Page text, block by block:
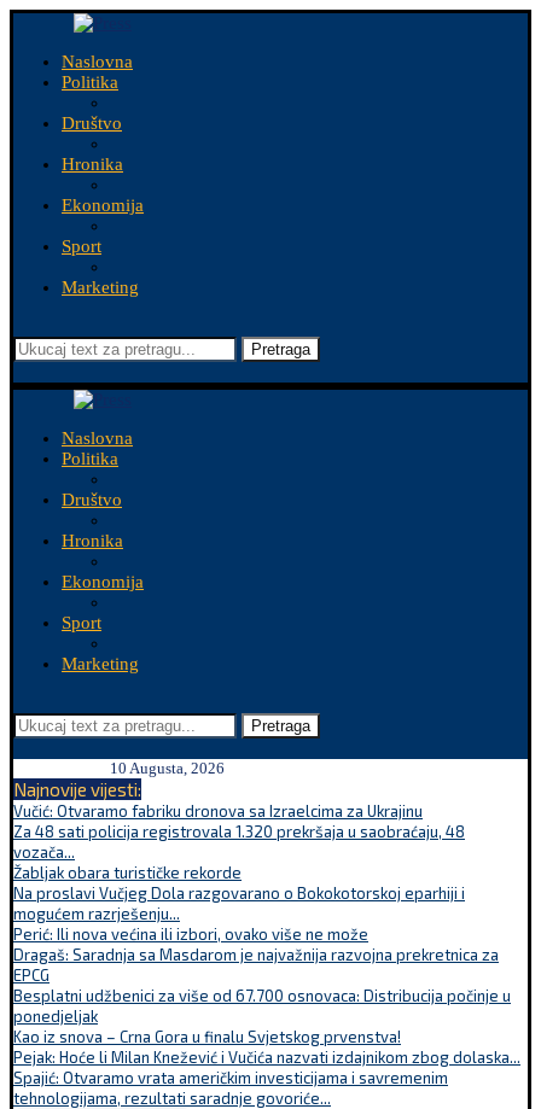
Naslovna
Politika
Društvo
Hronika
Ekonomija
Sport
Marketing
Pretraga
Naslovna
Politika
Društvo
Hronika
Ekonomija
Sport
Marketing
Pretraga
10 Augusta, 2026
Najnovije vijesti:
Vučić: Otvaramo fabriku dronova sa Izraelcima za Ukrajinu
Za 48 sati policija registrovala 1.320 prekršaja u saobraćaju, 48
vozača...
Žabljak obara turističke rekorde
Na proslavi Vučjeg Dola razgovarano o Bokokotorskoj eparhiji i
mogućem razrješenju...
Perić: Ili nova većina ili izbori, ovako više ne može
Dragaš: Saradnja sa Masdarom je najvažnija razvojna prekretnica za
EPCG
Besplatni udžbenici za više od 67.700 osnovaca: Distribucija počinje u
ponedjeljak
Kao iz snova – Crna Gora u finalu Svjetskog prvenstva!
Pejak: Hoće li Milan Knežević i Vučića nazvati izdajnikom zbog dolaska...
Spajić: Otvaramo vrata američkim investicijama i savremenim
tehnologijama, rezultati saradnje govoriće...